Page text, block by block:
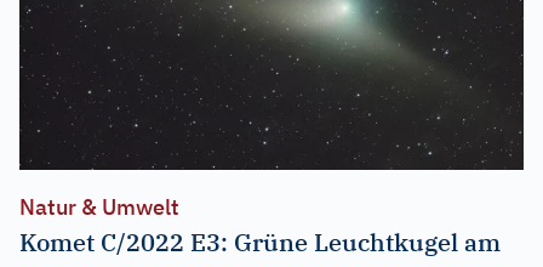
Natur & Umwelt
Komet C/2022 E3: Grüne Leuchtkugel am